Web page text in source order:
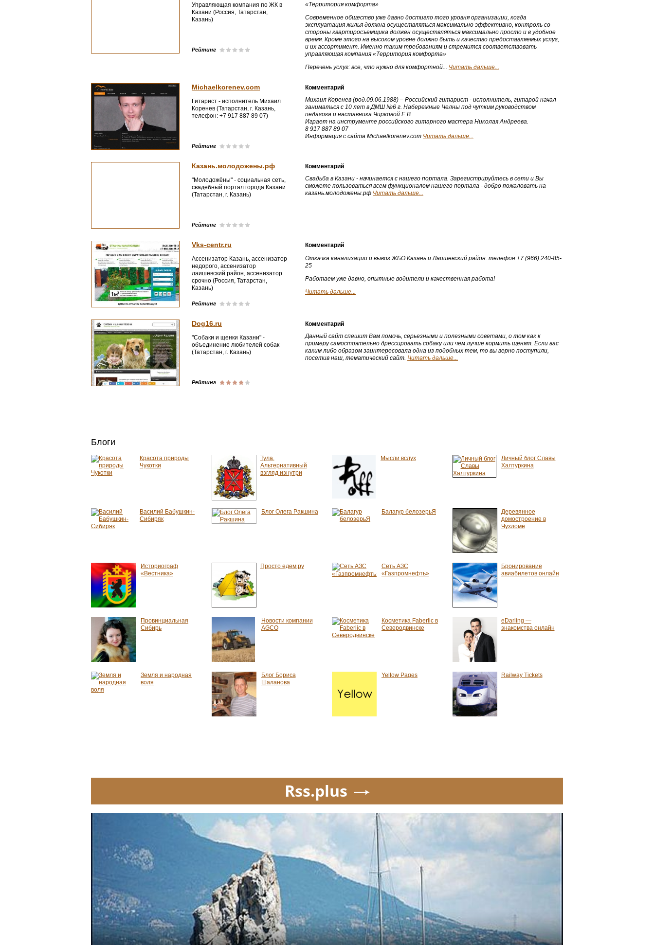
Управляющая компания по ЖК в
Казани (Россия, Татарстан,
Казань)
Рейтинг
«Территория комфорта»
Современное общество уже давно достигло того уровня организации, когда
эксплуатация жилья должна осуществляться максимально эффективно, контроль со
стороны квартиросъемщика должен осуществляться максимально просто и в удобное
время. Кроме этого на высоком уровне должно быть и качество предоставляемых услуг,
и их ассортимент. Именно таким требованиям и стремится соответствовать
управляющая компания «Территория комфорта»
Перечень услуг: все, что нужно для комфортной... Читать дальше...
Michaelkorenev.com
Гитарист - исполнитель Михаил
Коренев (Татарстан, г. Казань,
телефон: +7 917 887 89 07)
Рейтинг
Комментарий
Михаил Коренев (род.09.06.1988) – Российский гитарист - исполнитель, гитарой начал
заниматься с 10 лет в ДМШ №6 г. Набережные Челны под чутким руководством
педагога и наставника Чирковой Е.В.
Играет на инструменте российского гитарного мастера Николая Андреева.
8 917 887 89 07
Информация с сайта Michaelkorenev.com Читать дальше...
Казань.молодожены.рф
"Молодожёны" - социальная сеть,
свадебный портал города Казани
(Татарстан, г. Казань)
Рейтинг
Комментарий
Свадьба в Казани - начинается с нашего портала. Зарегистрируйтесь в сети и Вы
сможете пользоваться всем функционалом нашего портала - добро пожаловать на
казань.молодожены.рф Читать дальше...
Vks-centr.ru
Ассенизатор Казань, ассенизатор
недорого, ассенизатор
лаишевский район, ассенизатор
срочно (Россия, Татарстан,
Казань)
Рейтинг
Комментарий
Откачка канализации и вывоз ЖБО Казань и Лаишевский район. телефон +7 (966) 240-85-
25
Работаем уже давно, опытные водители и качественная работа!
Читать дальше...
Dog16.ru
"Собаки и щенки Казани" -
объединение любителей собак
(Татарстан, г. Казань)
Рейтинг
Комментарий
Данный сайт спешит Вам помочь, серьезными и полезными советами, о том как к
примеру самостоятельно дрессировать собаку или чем лучше кормить щенят. Если вас
каким либо образом заинтересовала одна из подобных тем, то вы верно поступили,
посетив наш, тематический сайт. Читать дальше...
Блоги
Красота природы
Чукотки
Тула.
Альтернативный
взгляд изнутри
Мысли вслух
Личный блог Славы
Халтуркина
Василий Бабушкин-
Сибиряк
Блог Олега Ракшина Балагур белозерьЯ
Деревянное
домостроение в
Чухломе
Историограф
«Вестника»
Просто едем.ру
Сеть АЗС
«Газпромнефть»
Бронирование
авиабилетов онлайн
Провинциальная
Сибирь
Новости компании
AGCO
Косметика Faberlic в
Северодвинске
eDarling —
знакомства онлайн
Земля и народная
воля
Блог Бориса
Шаланова
Yellow Pages Railway Tickets
Rss.plus